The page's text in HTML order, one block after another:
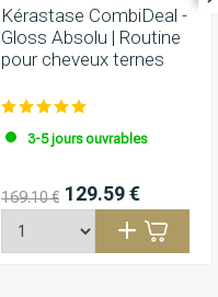
Kérastase CombiDeal -
Gloss Absolu | Routine
pour cheveux ternes
3-5 jours ouvrables
169.10 € 129.59 €